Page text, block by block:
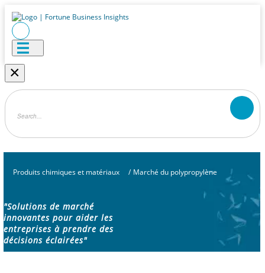
×
Produits chimiques et matériaux / Marché du polypropylène
"Solutions de marché
innovantes pour aider les
entreprises à prendre des
décisions éclairées"